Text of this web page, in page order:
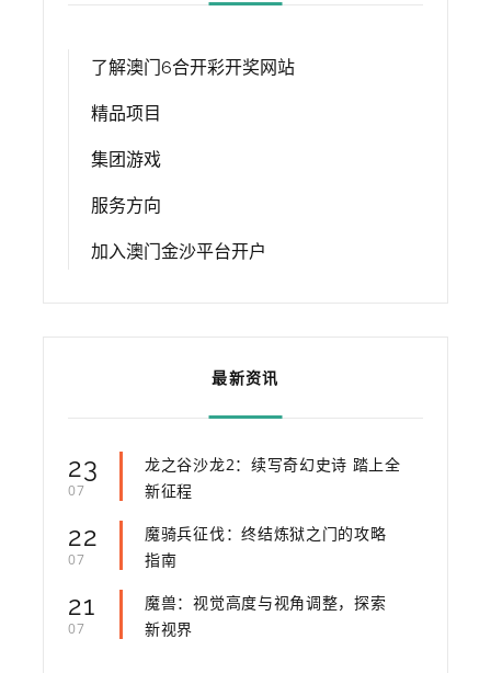
了解澳门6合开彩开奖网站
精品项目
集团游戏
服务方向
加入澳门金沙平台开户
最新资讯
23
07
龙之谷沙龙2：续写奇幻史诗 踏上全
新征程
22
07
魔骑兵征伐：终结炼狱之门的攻略
指南
21
07
魔兽：视觉高度与视角调整，探索
新视界